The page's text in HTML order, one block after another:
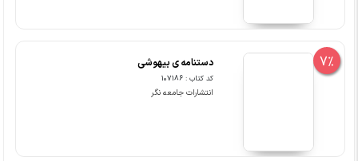
7% دستنامه ی بیهوشی
کد کتاب : 107186
انتشارات جامعه نگر